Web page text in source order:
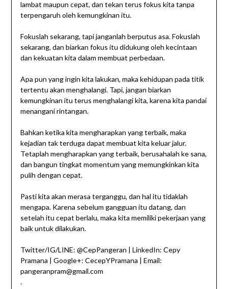
lambat maupun cepat, dan tekan terus fokus kita tanpa
terpengaruh oleh kemungkinan itu.
Fokuslah sekarang, tapi janganlah berputus asa. Fokuslah
sekarang, dan biarkan fokus itu didukung oleh kecintaan
dan kekuatan kita dalam membuat perbedaan.
Apa pun yang ingin kita lakukan, maka kehidupan pada titik
tertentu akan menghalangi. Tapi, jangan biarkan
kemungkinan itu terus menghalangi kita, karena kita pandai
menangani rintangan.
Bahkan ketika kita mengharapkan yang terbaik, maka
kejadian tak terduga dapat membuat kita keluar jalur.
Tetaplah mengharapkan yang terbaik, berusahalah ke sana,
dan bangun tingkat momentum yang memungkinkan kita
pulih dengan cepat.
Pasti kita akan merasa terganggu, dan hal itu tidaklah
mengapa. Karena sebelum gangguan itu datang, dan
setelah itu cepat berlalu, maka kita memiliki pekerjaan yang
baik untuk dilakukan.
Twitter/IG/LINE: @CepPangeran | LinkedIn: Cepy
Pramana | Google+: CecepYPramana | Email:
pangeranpram@gmail.com
.